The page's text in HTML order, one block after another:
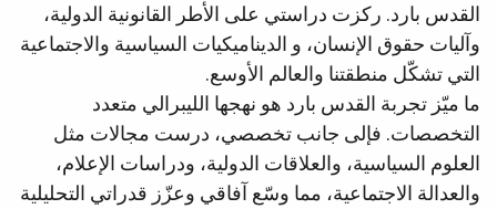
القدس بارد. ركزت دراستي على الأطر القانونية الدولية،
وآليات حقوق الإنسان، و الديناميكيات السياسية والاجتماعية
التي تشكّل منطقتنا والعالم الأوسع.
ما ميّز تجربة القدس بارد هو نهجها الليبرالي متعدد
التخصصات. فإلى جانب تخصصي، درست مجالات مثل
العلوم السياسية، والعلاقات الدولية، ودراسات الإعلام،
والعدالة الاجتماعية، مما وسّع آفاقي وعزّز قدراتي التحليلية